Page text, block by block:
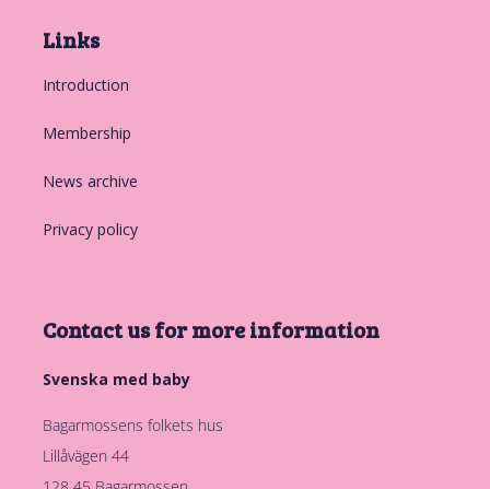
Links
Introduction
Membership
News archive
Privacy policy
Contact us for more information
Svenska med baby
Bagarmossens folkets hus
Lillåvägen 44